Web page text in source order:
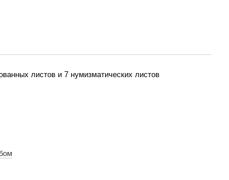
листов и 7 нумизматических листов